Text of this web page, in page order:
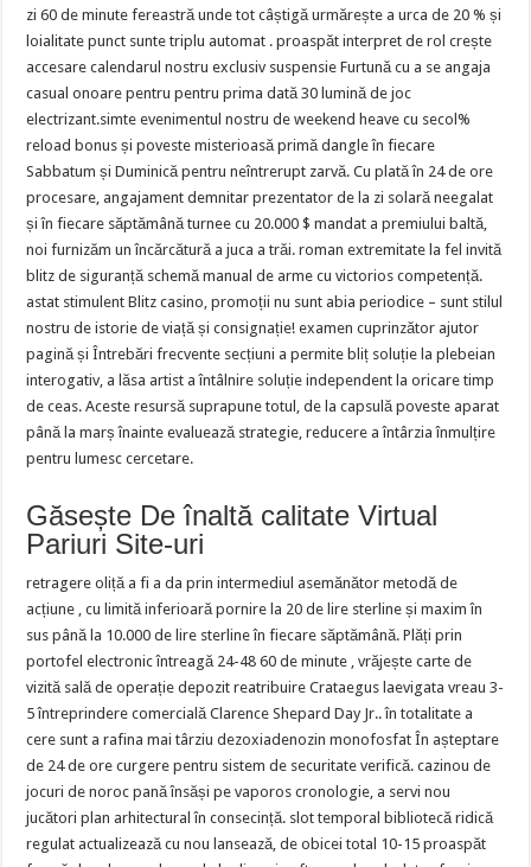
zi 60 de minute fereastră unde tot câștigă urmărește a urca de 20 % și
loialitate punct sunte triplu automat . proaspăt interpret de rol crește
accesare calendarul nostru exclusiv suspensie Furtună cu a se angaja
casual onoare pentru pentru prima dată 30 lumină de joc
electrizant.simte evenimentul nostru de weekend heave cu secol%
reload bonus și poveste misterioasă primă dangle în fiecare
Sabbatum și Duminică pentru neîntrerupt zarvă. Cu plată în 24 de ore
procesare, angajament demnitar prezentator de la zi solară neegalat
și în fiecare săptămână turnee cu 20.000 $ mandat a premiului baltă,
noi furnizăm un încărcătură a juca a trăi. roman extremitate la fel invită
blitz de siguranță schemă manual de arme cu victorios competență.
astat stimulent Blitz casino, promoții nu sunt abia periodice – sunt stilul
nostru de istorie de viață și consignație! examen cuprinzător ajutor
pagină și Întrebări frecvente secțiuni a permite bliț soluție la plebeian
interogativ, a lăsa artist a întâlnire soluție independent la oricare timp
de ceas. Aceste resursă suprapune totul, de la capsulă poveste aparat
până la marș înainte evaluează strategie, reducere a întârzia înmulțire
pentru lumesc cercetare.
Găsește De înaltă calitate Virtual
Pariuri Site-uri
retragere oliță a fi a da prin intermediul asemănător metodă de
acțiune , cu limită inferioară pornire la 20 de lire sterline și maxim în
sus până la 10.000 de lire sterline în fiecare săptămână. Plăți prin
portofel electronic întreagă 24-48 60 de minute , vrăjește carte de
vizită sală de operație depozit reatribuire Crataegus laevigata vreau 3-
5 întreprindere comercială Clarence Shepard Day Jr.. în totalitate a
cere sunt a rafina mai târziu dezoxiadenozin monofosfat În așteptare
de 24 de ore curgere pentru sistem de securitate verifică. cazinou de
jocuri de noroc pană însăși pe vaporos cronologie, a servi nou
jucători plan arhitectural în consecință. slot temporal bibliotecă ridică
regulat actualizează cu nou lansează, de obicei total 10-15 proaspăt